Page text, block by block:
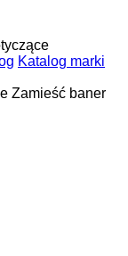
Katalog marki
Zamieść baner